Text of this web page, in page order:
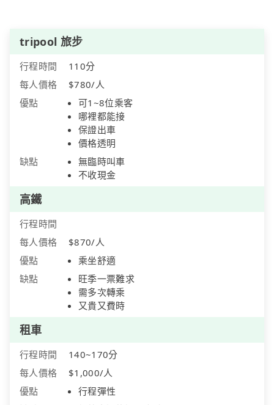
tripool 旅步
行程時間
110分
每人價格
$780/人
優點
可1~8位乘客
哪裡都能接
保證出車
價格透明
缺點
無臨時叫車
不收現金
高鐵
行程時間
每人價格
$870/人
優點
乘坐舒適
缺點
旺季一票難求
需多次轉乘
又貴又費時
租車
行程時間
140~170分
每人價格
$1,000/人
優點
行程彈性